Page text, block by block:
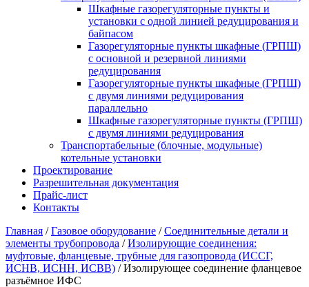
Шкафные газорегуляторные пункты и
установки c одной линией редуцирования и
байпасом
Газорегуляторные пункты шкафные (ГРПШ)
с основной и резервной линиями
редуцирования
Газорегуляторные пункты шкафные (ГРПШ)
с двумя линиями редуцирования
параллельно
Шкафные газорегуляторные пункты (ГРПШ)
c двумя линиями редуцирования
Транспортабельные (блочные, модульные)
котельные установки
Проектирование
Разрешительная документация
Прайс-лист
Контакты
Главная / Газовое оборудование / Соединительные детали и
элементы трубопровода / Изолирующие соединения:
муфтовые, фланцевые, трубные для газопровода (ИССГ,
ИСНВ, ИСНН, ИСВВ) / Изолирующее соединение фланцевое
разъёмное ИФС